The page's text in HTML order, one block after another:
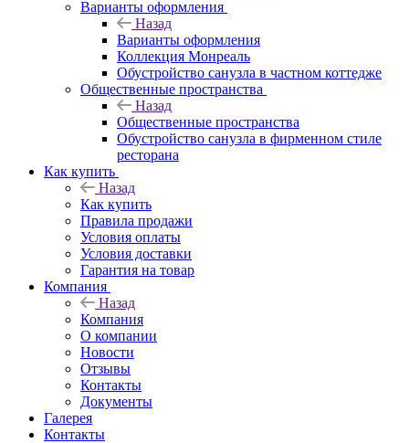
Варианты оформления
Назад
Варианты оформления
Коллекция Монреаль
Обустройство санузла в частном коттедже
Общественные пространства
Назад
Общественные пространства
Обустройство санузла в фирменном стиле
ресторана
Как купить
Назад
Как купить
Правила продажи
Условия оплаты
Условия доставки
Гарантия на товар
Компания
Назад
Компания
О компании
Новости
Отзывы
Контакты
Документы
Галерея
Контакты